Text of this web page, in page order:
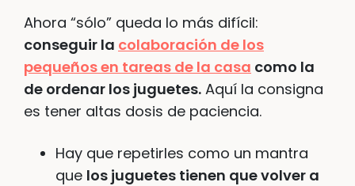
Ahora “sólo” queda lo más difícil:
conseguir la colaboración de los
pequeños en tareas de la casa como la
de ordenar los juguetes. Aquí la consigna
es tener altas dosis de paciencia.
Hay que repetirles como un mantra
que los juguetes tienen que volver a